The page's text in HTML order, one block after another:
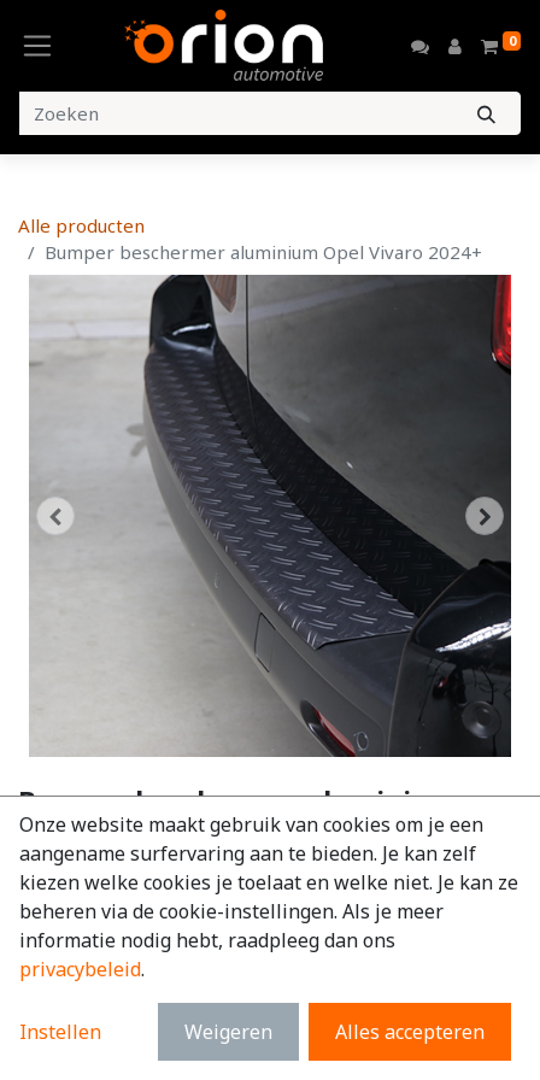
0
Alle producten
Bumper beschermer aluminium Opel Vivaro 2024+
Bumper beschermer aluminium
Opel Vivaro 2024+
EAN: 6097246399306
€109,36excl. BTW
€132,33 incl. BTW
Onze website maakt gebruik van cookies om je een
aangename surfervaring aan te bieden. Je kan zelf
kiezen welke cookies je toelaat en welke niet. Je kan ze
beheren via de cookie-instellingen. Als je meer
informatie nodig hebt, raadpleeg dan ons
privacybeleid.
Instellen Weigeren Alles accepteren